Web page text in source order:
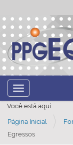
Toggle navigation
Você está aqui:
Página Inicial
Egressos